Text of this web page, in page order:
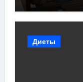
Диеты